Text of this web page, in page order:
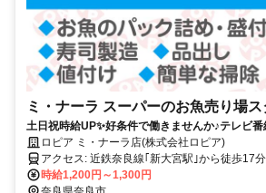
ミ・ナーラ スーパーのお魚売り場ス
土日祝時給UP✨好条件で働きませんか♪テレビ番
ーパーで新規募集❗︎
ロピア ミ・ナーラ店(株式会社ロピア)
アクセス: 近鉄奈良線｢新大宮駅｣から徒歩17分
時給1,200円～1,300円